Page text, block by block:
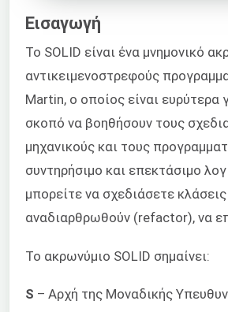
Εισαγωγή
Το SOLID είναι ένα μνημονικό
αντικειμενοστρεφούς
Martin, ο οποίος είναι
σκοπό να βοηθήσουν τους
μηχανικούς και τους
συντηρήσιμο και επεκτάσιμο
μπορείτε να σχεδιάσετε
αναδιαρθρωθούν (refactor), να
Το ακρωνύμιο SOLID σημαίνει:
S – Αρχή της Μοναδικής